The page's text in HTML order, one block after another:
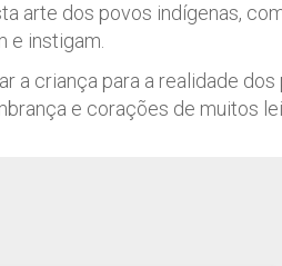
arte dos povos indígenas,
e instigam.
a criança para a realidade
e corações de muitos